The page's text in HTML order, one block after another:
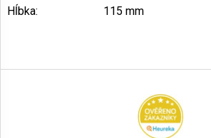
Hĺbka: 115 mm
á